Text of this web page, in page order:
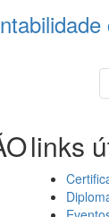
links